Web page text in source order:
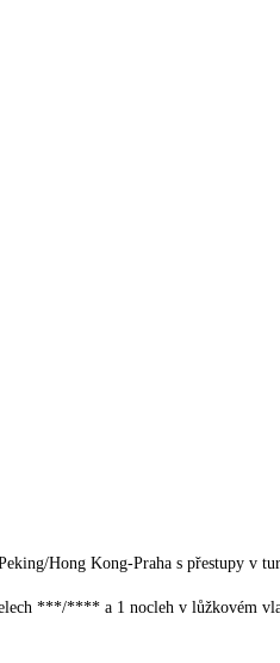
Hong Kong-Praha s přestupy v
***/**** a 1 nocleh v lůžkovém